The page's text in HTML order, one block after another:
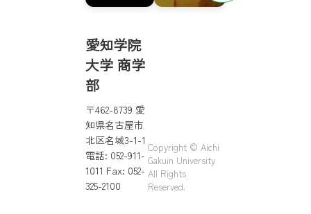
愛知学院
大学 商学
部
〒462-8739 愛
知県名古屋市
北区名城3-1-1
電話: 052-911-
1011 Fax: 052-
325-2100
Copyright © Aichi
Gakuin University
All Rights
Reserved.